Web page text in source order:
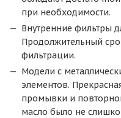
при необходимости.
Внутренние фильтры
Продолжительный
фильтрации.
Модели с
элементов.
промывки и
масло было не